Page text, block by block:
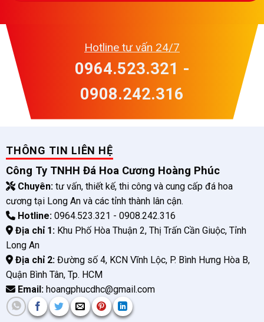
Hotline tư vấn 24/7
0964.523.321 -
0908.242.316
THÔNG TIN LIÊN HỆ
Công Ty TNHH Đá Hoa Cương Hoàng Phúc
Chuyên:tư vấn, thiết kế, thi công và cung cấp đá hoa
cương tại Long An và các tỉnh thành lân cận.
Hotline:0964.523.321 - 0908.242.316
Địa chỉ 1:Khu Phố Hòa Thuận 2, Thị Trấn Cần Giuộc, Tỉnh
Long An
Địa chỉ 2:Đường số 4, KCN Vĩnh Lộc, P. Bình Hưng Hòa B,
Quận Bình Tân, Tp. HCM
Email:hoangphucdhc@gmail.com